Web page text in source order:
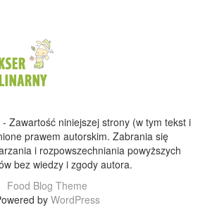
Zawartość niniejszej strony (w tym tekst i
prawem autorskim. Zabrania się
i rozpowszechniania powyższych
bez wiedzy i zgody autora.
Food Blog Theme
by WordPress